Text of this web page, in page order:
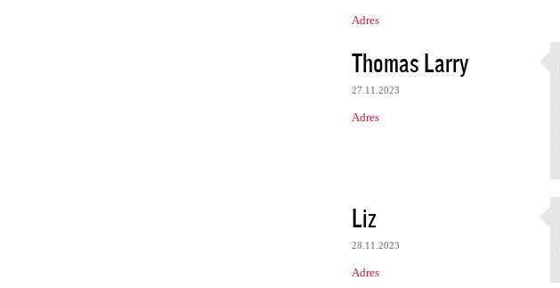
Adres
Thomas Larry
27.11.2023
Adres
Liz
28.11.2023
Adres